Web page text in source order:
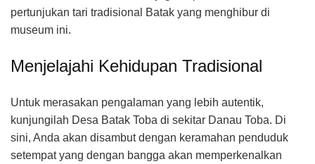
pertunjukan tari tradisional Batak yang menghibur di
museum ini.
Menjelajahi Kehidupan Tradisional
Untuk merasakan pengalaman yang lebih autentik,
kunjungilah Desa Batak Toba di sekitar Danau Toba. Di
sini, Anda akan disambut dengan keramahan penduduk
setempat yang dengan bangga akan memperkenalkan